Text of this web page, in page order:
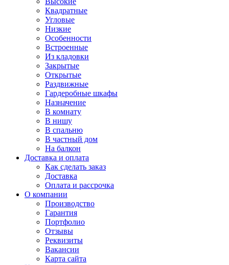
Квадратные
Угловые
Низкие
Особенности
Встроенные
Из кладовки
Закрытые
Открытые
Раздвижные
Гардеробные шкафы
Назначение
В комнату
В нишу
В спальню
В частный дом
На балкон
Доставка и оплата
Как сделать заказ
Доставка
Оплата и рассрочка
О компании
Производство
Гарантия
Портфолио
Отзывы
Реквизиты
Вакансии
Карта сайта